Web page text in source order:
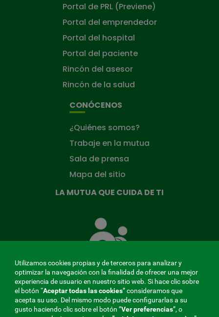
Portal de PRL (Previene)
Portal del emprendedor
Portal del hospital
Portal del paciente
Rincón del asesor
Rincón de la salud
CONÓCENOS
¿Quiénes somos?
Trabaje en la mutua
Sala de prensa
Mapa del sitio
LA MUTUA QUE CUIDA DE TI
Mutua
que
ti
MENÚ
Utilizamos cookies propias y de terceros para analizar y
optimizar la navegación con la finalidad de ofrecer una mejor
experiencia de usuario en nuestro sitio web. Si hace clic sobre
el botón “Aceptar todas las cookies” consideramos que
acepta su uso. Del mismo modo puede configurarlas a su
gusto haciendo clic sobre el botón ”Ver preferencias”, o